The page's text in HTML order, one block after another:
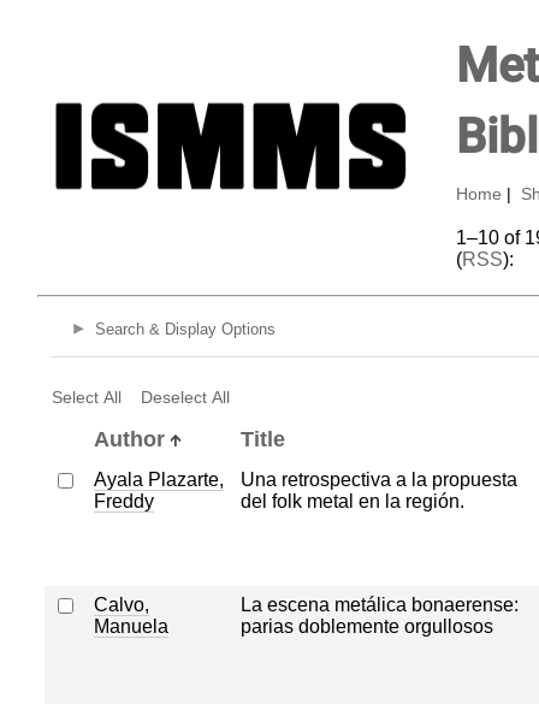
Home
1–10 of
(RSS):
Search & Display Options
Select All Deselect All
Author Title
Ayala Plazarte,
Freddy
Una retrospectiva a la propuesta
del folk metal en la región.
Calvo,
Manuela
La escena metálica bonaerense:
parias doblemente orgullosos